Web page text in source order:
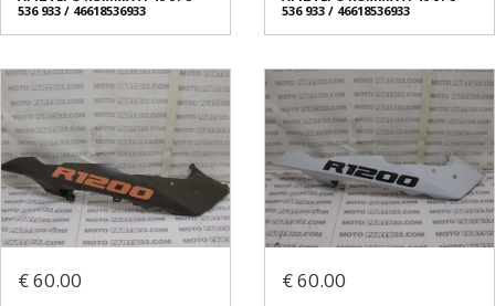
536 933 / 46618536933
536 933 / 46618536933
€ 60.00 € 60.00